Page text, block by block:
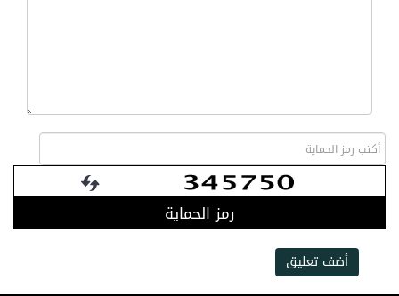
رمز الحماية
أضف تعليق